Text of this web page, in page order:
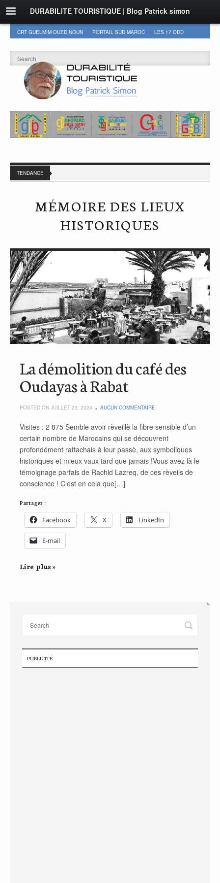
DURABILITE TOURISTIQUE | Blog Patrick simon
CRT GUELMIM OUED NOUN PORTAIL SUD MAROC
LES 17 ODD
TENDANCE
MÉMOIRE DES LIEUX
HISTORIQUES
La démolition du café des
Oudayas à Rabat
POSTED ON JUILLET 23, 2020 AUCUN COMMENTAIRE
Visites : 2 875 Semble avoir rèveillè la fibre sensible d’un
certain nombre de Marocains qui se découvrent
profondément rattachais à leur passè, aux symboliques
historiques et mieux vaux tard que jamais !Vous avez là le
témoignage parfais de Rachid Lazreq, de ces rèveils de
conscience ! C’est en cela que[…]
Partager :
Facebook X LinkedIn
E-mail
Lire plus »
PUBLICITÉ